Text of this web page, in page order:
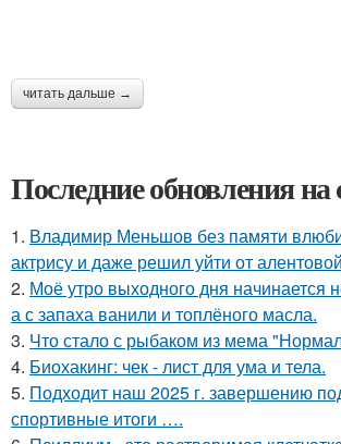
читать дальше →
Последние обновления на
1. Владимир Меньшов без памяти
актрису и даже решил уйти от
2. Моё утро выходного дня начинается
а с запаха ванили и топлёного масла.
3. Что стало с рыбаком из мема
4. Биохакинг: чек - лист для ума и тела.
5. Подходит наш 2025 г. завершению
спортивные итоги ….